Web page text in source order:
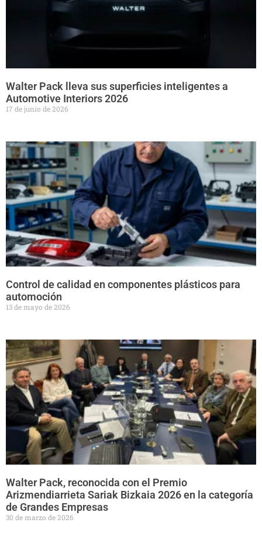
Walter Pack lleva sus superficies inteligentes a
Automotive Interiors 2026
17 de junio de 2026
Control de calidad en componentes plásticos para
automoción
13 de mayo de 2026
Walter Pack, reconocida con el Premio
Arizmendiarrieta Sariak Bizkaia 2026 en la categoría
de Grandes Empresas
30 de marzo de 2026